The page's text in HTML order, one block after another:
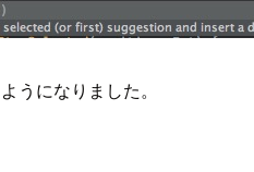
うになりました。